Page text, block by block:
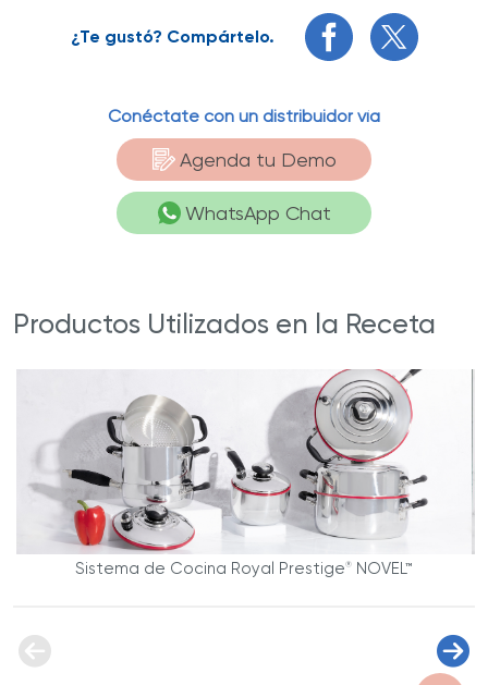
¿Te gustó? Compártelo.
Conéctate con un distribuidor vía
Agenda tu Demo
WhatsApp Chat
Productos Utilizados en la Receta
Sistema de Cocina Royal Prestige® NOVEL™